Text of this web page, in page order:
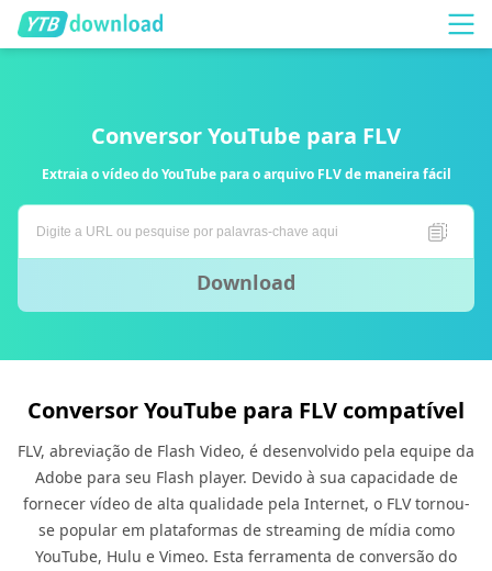
Conversor YouTube para FLV
Extraia o vídeo do YouTube para o arquivo FLV de maneira fácil
Download
Conversor YouTube para FLV compatível
FLV, abreviação de Flash Video, é desenvolvido pela equipe da
Adobe para seu Flash player. Devido à sua capacidade de
fornecer vídeo de alta qualidade pela Internet, o FLV tornou-
se popular em plataformas de streaming de mídia como
YouTube, Hulu e Vimeo. Esta ferramenta de conversão do